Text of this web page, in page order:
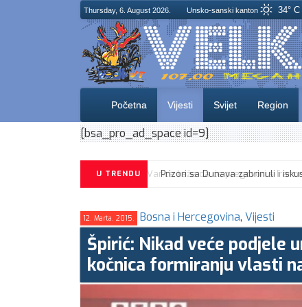
Thursday, 6. August 2026. Unsko-sanski kanton 34° C
Početna Vijesti Svijet Region
[bsa_pro_ad_space id=9]
U TRENDU
12. Marta. 2015. Bosna i Hercegovina, Vijesti
Špirić: Nikad veće podjele
kočnica formiranju vlasti